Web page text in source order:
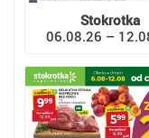
Stokrotka
06.08.26 –